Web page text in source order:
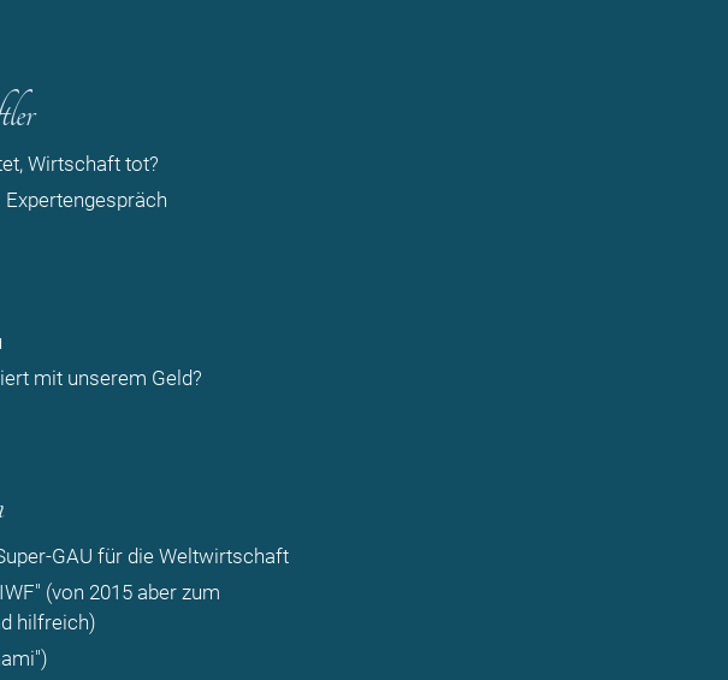
Wirtschaft tot?
Expertengespräch
mit unserem Geld?
GAU für die Weltwirtschaft
(von 2015 aber zum
hilfreich)